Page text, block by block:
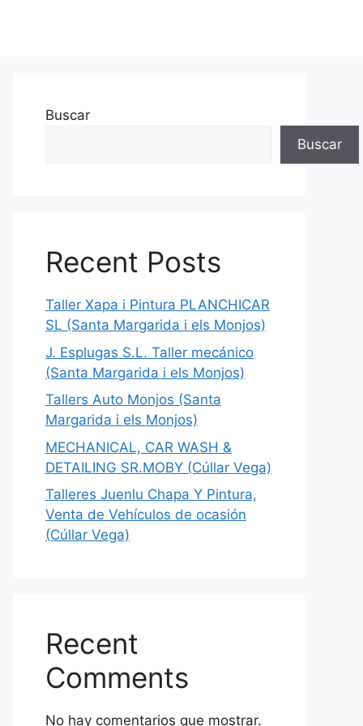
Buscar
Buscar
Recent Posts
Taller Xapa i Pintura PLANCHICAR
SL (Santa Margarida i els Monjos)
J. Esplugas S.L. Taller mecánico
(Santa Margarida i els Monjos)
Tallers Auto Monjos (Santa
Margarida i els Monjos)
MECHANICAL, CAR WASH &
DETAILING SR.MOBY (Cúllar Vega)
Talleres Juenlu Chapa Y Pintura,
Venta de Vehículos de ocasión
(Cúllar Vega)
Recent
Comments
No hay comentarios que mostrar.